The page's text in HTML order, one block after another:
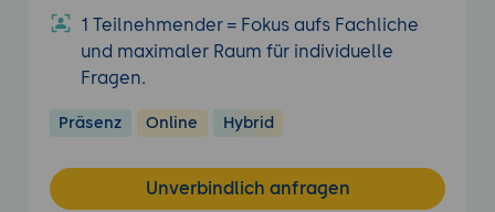
1 Teilnehmender = Fokus aufs Fachliche
und maximaler Raum für individuelle
Fragen.
Präsenz Online Hybrid
Unverbindlich anfragen